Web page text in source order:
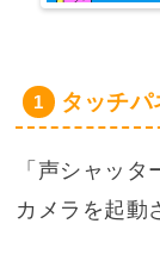
タッチ
「声シャッ
カメラを起動